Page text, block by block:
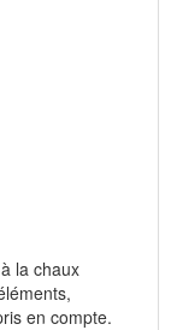
la chaux
en compte.